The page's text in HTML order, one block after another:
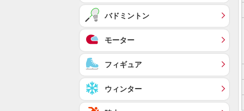
バドミントン
モーター
フィギュア
ウィンター